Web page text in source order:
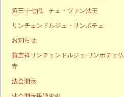
第三十七代 チェ・ツァン法王
リンチェンドルジェ・リンポチェ
お知らせ
寶吉祥リンチェンドルジェ·リンポチェ仏
寺
法会開示